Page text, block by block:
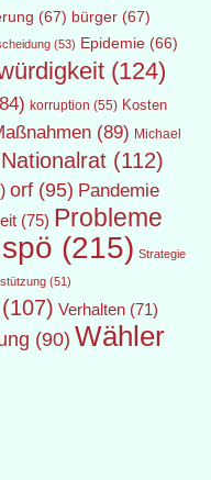
(67) bürger (67)
(53) Epidemie (66)
(124)
korruption (55) Kosten
(89) Michael
Nationalrat (112)
orf (95) Pandemie
(75) Probleme
spö (215) Strategie
(51)
(107) Verhalten (71)
(90) Wähler